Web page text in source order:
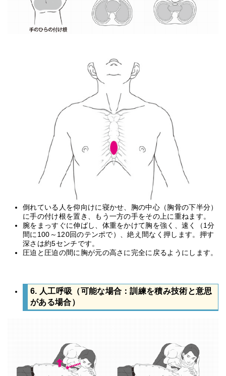
倒れている人を仰向けに寝かせ、胸の中心（胸骨の下半分）
に手の付け根を置き、もう一方の手をその上に重ねます。
腕をまっすぐに伸ばし、体重をかけて胸を強く、速く（1分
間に100～120回のテンポで）、絶え間なく押します。押す
深さは約5センチです。
圧迫と圧迫の間に胸が元の高さに完全に戻るようにします。
6. 人工呼吸（可能な場合：訓練を積み技術と意思
がある場合）